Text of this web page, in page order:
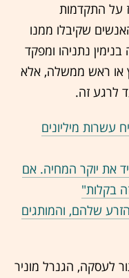
על התקדמות
שקיבלו ממנו
נתניהו ומפקד
או ראש ממשלה, אלא
בגיל 16 ומרוויח עשרות מיליונים
את יוקר המחיה. אם
בקלות"
שלהם, והמותגים
לעסקה, הגנרל מוניר